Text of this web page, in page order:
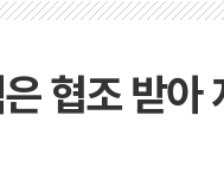
서울 아파트값
딥시크, AI 서비스
CJ프레시웨이, 2
협조 받아